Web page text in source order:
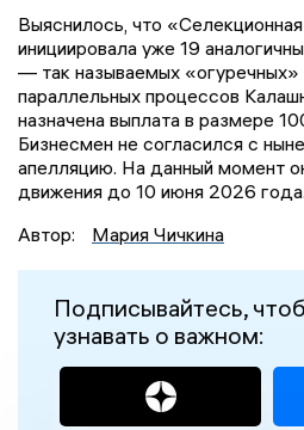
Выяснилось, что
инициировала уже 19
— так называемых
параллельных процессов
назначена выплата в размере
Бизнесмен не согласился с
апелляцию. На данный момент
движения до 10 июня 2026 года.
Автор:
Мария Чичкина
Подписывайтесь,
узнавать о важном: